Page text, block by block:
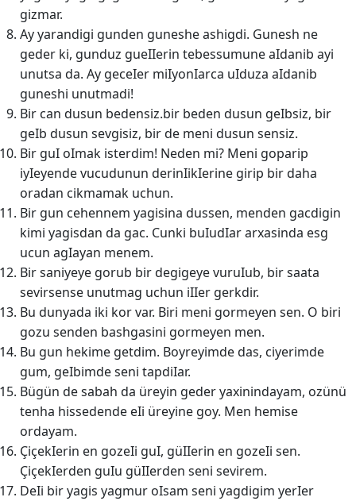
gizmar.
Ay yarandigi gunden guneshe ashigdi. Gunesh ne
geder ki, gunduz gueIIerin tebessumune aIdanib ayi
unutsa da. Ay geceIer miIyonIarca uIduza aIdanib
guneshi unutmadi!
Bir can dusun bedensiz.bir beden dusun geIbsiz, bir
geIb dusun sevgisiz, bir de meni dusun sensiz.
Bir guI oImak isterdim! Neden mi? Meni goparip
iyIeyende vucudunun derinIikIerine girip bir daha
oradan cikmamak uchun.
Bir gun cehennem yagisina dussen, menden gacdigin
kimi yagisdan da gac. Cunki buIudIar arxasinda esg
ucun agIayan menem.
Bir saniyeye gorub bir degigeye vuruIub, bir saata
sevirsense unutmag uchun iIIer gerkdir.
Bu dunyada iki kor var. Biri meni gormeyen sen. O biri
gozu senden bashgasini gormeyen men.
Bu gun hekime getdim. Boyreyimde das, ciyerimde
gum, geIbimde seni tapdiIar.
Bügün de sabah da üreyin geder yaxinindayam, ozünü
tenha hissedende eIi üreyine goy. Men hemise
ordayam.
ÇiçekIerin en gozeIi guI, güIIerin en gozeIi sen.
ÇiçekIerden guIu güIIerden seni sevirem.
DeIi bir yagis yagmur oIsam seni yagdigim yerIer